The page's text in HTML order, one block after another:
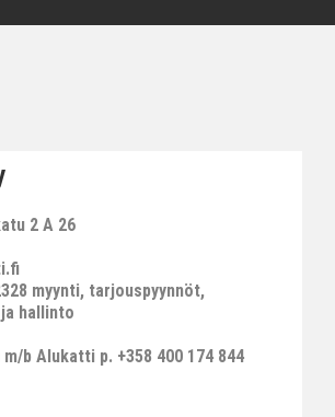
2 A 26
myynti, tarjouspyynnöt,
hallinto
b Alukatti p. +358 400 174 844